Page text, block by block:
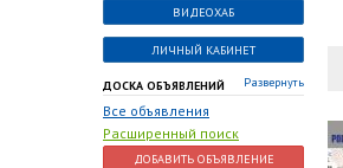
ВИДЕОХАБ
ЛИЧНЫЙ КАБИНЕТ
ДОСКА ОБЪЯВЛЕНИЙ Развернуть
Все объявления
Расширенный поиск
ДОБАВИТЬ ОБЪЯВЛЕНИЕ